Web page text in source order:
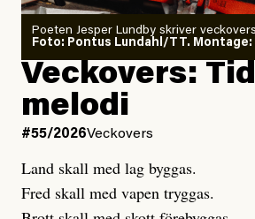
Publicerad6 August, 2026
Uppdaterad7 August, 2026
Joel Kellgren
Publicerad3 August, 2026
Uppdaterad3 August, 2026
Poeten Jesper Lundby skriver
Foto: Pontus Lundahl/TT.
Veckovers:
melodi
#55/2026Veckovers
Land skall med lag byggas.
Fred skall med vapen tryggas.